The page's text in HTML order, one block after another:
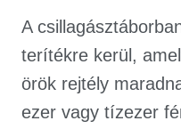
A
terítékre kerül,
örök rejtély
ezer vagy tízezer